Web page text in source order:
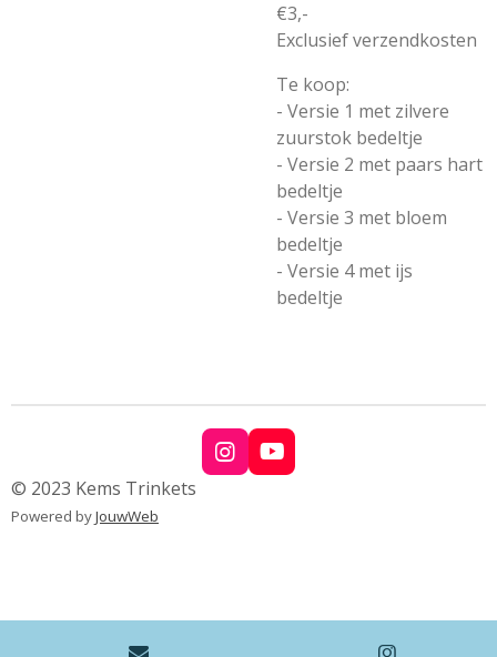
€3,-
Exclusief verzendkosten
Te koop:
- Versie 1 met zilvere
zuurstok bedeltje
- Versie 2 met paars hart
bedeltje
- Versie 3 met bloem
bedeltje
- Versie 4 met ijs
bedeltje
I
n
m
Y
o
© 2023 Kems Trinkets
Powered byJouwWeb